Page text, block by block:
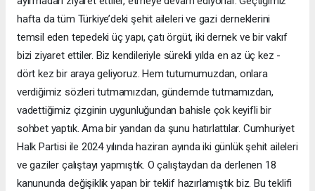
hafta da tüm Türkiye’deki şehit aileleri ve gazi derneklerini
temsil eden tepedeki üç yapı, çatı örgüt, iki dernek ve bir vakıf
bizi ziyaret ettiler. Biz kendileriyle sürekli yılda en az üç kez -
dört kez bir araya geliyoruz. Hem tutumumuzdan, onlara
verdiğimiz sözleri tutmamızdan, gündemde tutmamızdan,
vadettiğimiz çizginin uygunluğundan bahisle çok keyifli bir
sohbet yaptık. Ama bir yandan da şunu hatırlattılar. Cumhuriyet
Halk Partisi ile 2024 yılında haziran ayında iki günlük şehit aileleri
ve gaziler çalıştayı yapmıştık. O çalıştaydan da derlenen 18
kanununda değişiklik yapan bir teklif hazırlamıştık biz. Bu teklifi